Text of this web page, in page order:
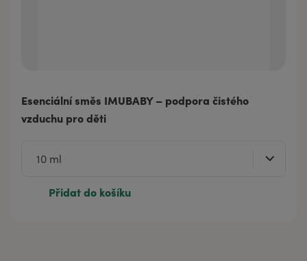
Esenciální směs IMUBABY – podpora čistého
vzduchu pro děti
Přidat do košíku